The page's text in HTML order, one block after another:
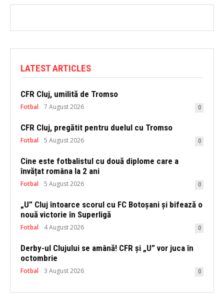
LATEST ARTICLES
CFR Cluj, umilită de Tromso
Fotbal 7 August 2026 0
CFR Cluj, pregătit pentru duelul cu Tromso
Fotbal 5 August 2026 0
Cine este fotbalistul cu două diplome care a
învățat româna la 2 ani
Fotbal 5 August 2026 0
„U” Cluj întoarce scorul cu FC Botoșani și bifează o
nouă victorie în Superligă
Fotbal 4 August 2026 0
Derby-ul Clujului se amână! CFR și „U” vor juca în
octombrie
Fotbal 3 August 2026 0